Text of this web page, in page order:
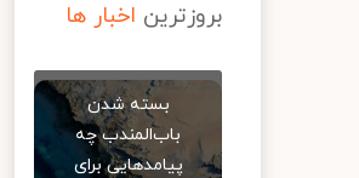
بروزترین اخبار ها
بسته شدن
باب‌المندب چه
پیامدهایی برای